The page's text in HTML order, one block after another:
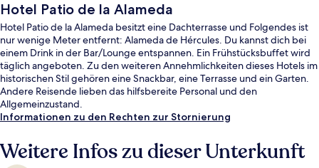
Hotel Patio de la Alameda
Hotel Patio de la Alameda besitzt eine Dachterrasse und Folgendes ist
nur wenige Meter entfernt: Alameda de Hércules. Du kannst dich bei
einem Drink in der Bar/Lounge entspannen. Ein Frühstücksbuffet wird
täglich angeboten. Zu den weiteren Annehmlichkeiten dieses Hotels im
historischen Stil gehören eine Snackbar, eine Terrasse und ein Garten.
Andere Reisende lieben das hilfsbereite Personal und den
Allgemeinzustand.
Informationen zu den Rechten zur Stornierung
Weitere Infos zu dieser Unterkunft